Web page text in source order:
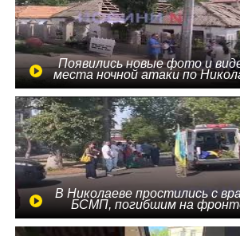
Появились новые фото и
места ночной атаки по
В Николаеве простились с
БСМП, погибшим на